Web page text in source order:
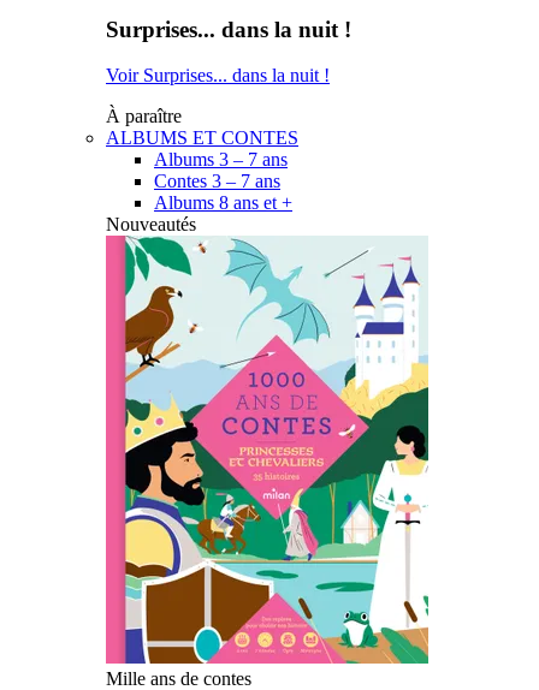
Surprises... dans la nuit !
Voir Surprises... dans la nuit !
À paraître
ALBUMS ET CONTES
Albums 3 – 7 ans
Contes 3 – 7 ans
Albums 8 ans et +
Nouveautés
Mille ans de contes